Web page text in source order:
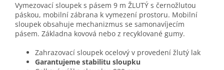
Vymezovací sloupek s pásem 9 m ŽLUTÝ s černožlutou
páskou, mobilní zábrana k vymezení prostoru. Mobilní
sloupek obsahuje mechanizmus se samonavíjecím
pásem. Základna kovová nebo z recyklované gumy.
Zahrazovací sloupek ocelový v provedení žlutý lak
Garantujeme stabilitu sloupku